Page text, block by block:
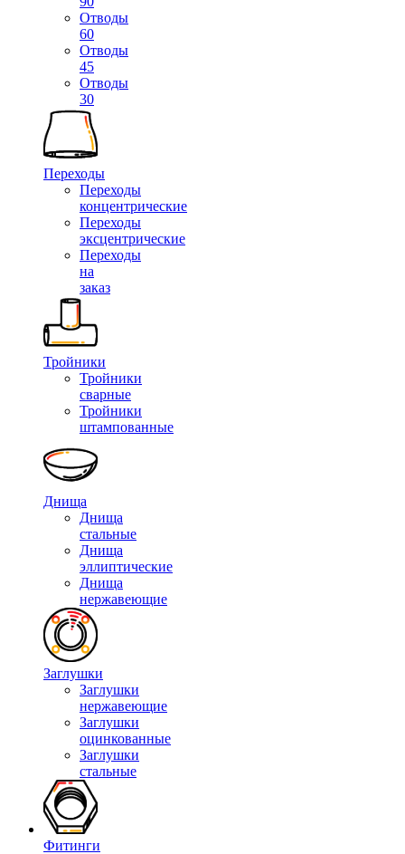
Отводы
60
Отводы
45
Отводы
30
Переходы
Переходы
концентрические
Переходы
эксцентрические
Переходы
на
заказ
Тройники
Тройники
сварные
Тройники
штампованные
Днища
Днища
стальные
Днища
эллиптические
Днища
нержавеющие
Заглушки
Заглушки
нержавеющие
Заглушки
оцинкованные
Заглушки
стальные
Фитинги